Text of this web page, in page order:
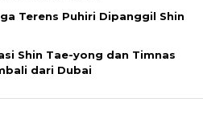
Terens Puhiri Dipanggil Shin
Shin Tae-yong dan Timnas
dari Dubai